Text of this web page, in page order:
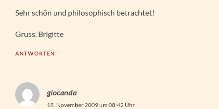
Sehr schön und philosophisch betrachtet!
Gruss, Brigitte
ANTWORTEN
giocanda
18. November 2009 um 08:42 Uhr